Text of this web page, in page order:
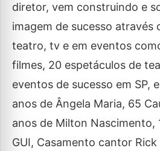
diretor, vem construindo e
imagem de sucesso através
teatro, tv e em eventos
filmes, 20 espetáculos de
eventos de sucesso em SP,
anos de Ângela Maria, 65
anos de Milton Nascimento,
GUI, Casamento cantor